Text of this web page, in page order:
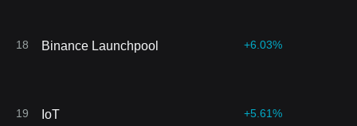
18 Binance Launchpool +6.03%
19 IoT +5.61%